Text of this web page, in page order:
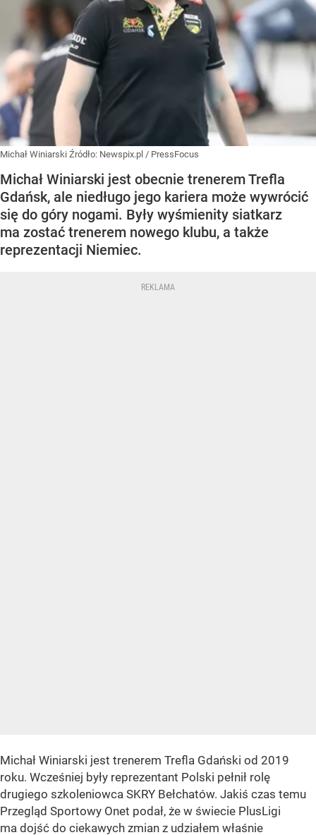
Michał Winiarski Źródło: Newspix.pl / PressFocus
Michał Winiarski jest obecnie trenerem Trefla
Gdańsk, ale niedługo jego kariera może wywrócić
się do góry nogami. Były wyśmienity siatkarz
ma zostać trenerem nowego klubu, a także
reprezentacji Niemiec.
Michał Winiarski jest trenerem Trefla Gdański od 2019
roku. Wcześniej były reprezentant Polski pełnił rolę
drugiego szkoleniowca SKRY Bełchatów. Jakiś czas temu
Przegląd Sportowy Onet podał, że w świecie PlusLigi
ma dojść do ciekawych zmian z udziałem właśnie